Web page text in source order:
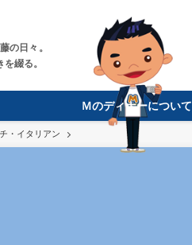
の日々。
綴る。
Ｍのディナーについて
・イタリアン